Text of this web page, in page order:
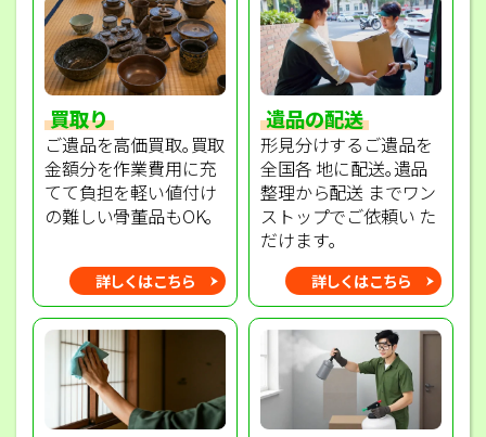
買取り
ご遺品を高価買取｡買取
金額分を作業費用に充
てて負担を軽い値付け
の難しい骨董品もOK｡
詳しくはこちら
遺品の配送
形見分けするご遺品を
全国各 地に配送｡遺品
整理から配送 までワン
ストップでご依頼い た
だけます｡
詳しくはこちら